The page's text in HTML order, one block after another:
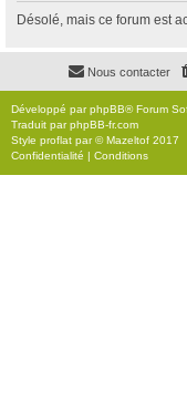
Désolé, mais ce forum est
Nous contacter
Développé parphpBB® Forum
Traduit parphpBB-fr.com
Style proflat par ©Mazeltof 2017
Confidentialité | Conditions